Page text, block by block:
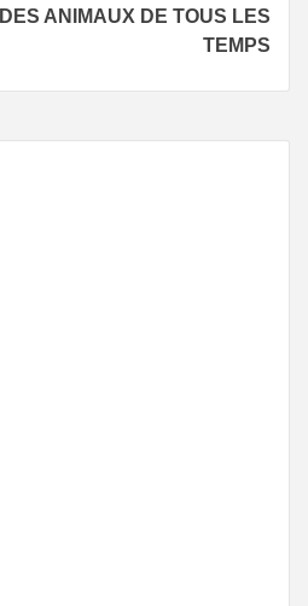
ANIMAUX DE TOUS LES
TEMPS